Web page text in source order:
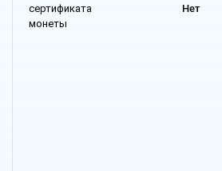
сертификата
монеты
Нет